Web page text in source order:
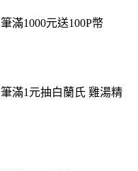
滿1000元送100P幣
滿1元抽白蘭氏 雞湯精